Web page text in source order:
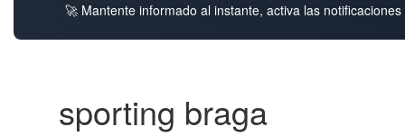
🚀 Mantente informado al instante, activa las
sporting braga